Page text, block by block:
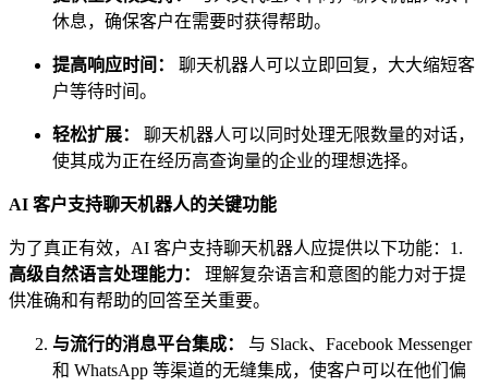
休息，确保客户在需要时获得帮助。
提高响应时间：
聊天机器人可以立即回复，大大缩短客
户等待时间。
轻松扩展：
聊天机器人可以同时处理无限数量的对话，
使其成为正在经历高查询量的企业的理想选择。
AI 客户支持聊天机器人的关键功能
为了真正有效，AI 客户支持聊天机器人应提供以下功能：1.
高级自然语言处理能力：
理解复杂语言和意图的能力对于提
供准确和有帮助的回答至关重要。
与流行的消息平台集成：
与 Slack、Facebook Messenger
和 WhatsApp 等渠道的无缝集成，使客户可以在他们偏